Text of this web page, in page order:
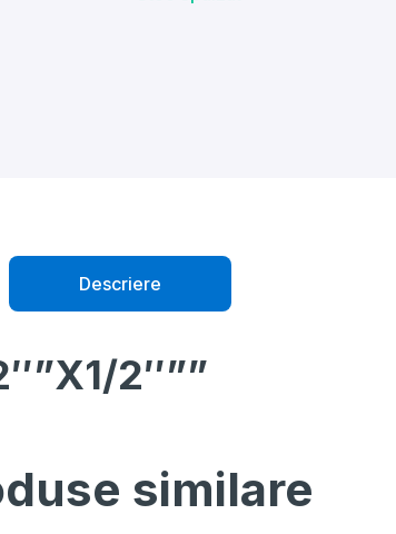
Descriere
2″””
similare